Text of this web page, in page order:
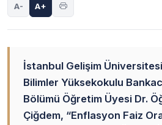
Akademik Takvim
A- A+
İstanbul Gelişim
Bilimler Yüksekokulu
Bölümü Öğretim Üyesi Dr.
Çiğdem, “Enflasyon Faiz